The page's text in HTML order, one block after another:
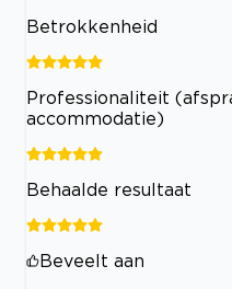
Betrokkenheid
Professionaliteit
accommodatie)
Behaalde resultaat
Beveelt aan